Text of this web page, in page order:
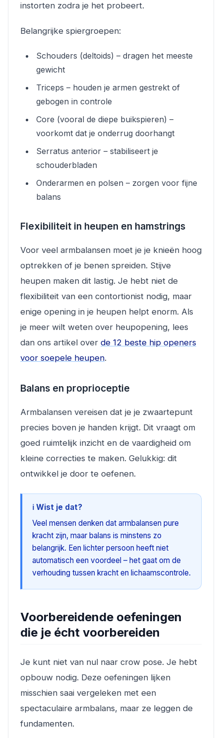
instorten zodra je het probeert.
Belangrijke spiergroepen:
Schouders (deltoids) – dragen het meeste
gewicht
Triceps – houden je armen gestrekt of
gebogen in controle
Core (vooral de diepe buikspieren) –
voorkomt dat je onderrug doorhangt
Serratus anterior – stabiliseert je
schouderbladen
Onderarmen en polsen – zorgen voor fijne
balans
Flexibiliteit in heupen en hamstrings
Voor veel armbalansen moet je je knieën hoog
optrekken of je benen spreiden. Stijve
heupen maken dit lastig. Je hebt niet de
flexibiliteit van een contortionist nodig, maar
enige opening in je heupen helpt enorm. Als
je meer wilt weten over heupopening, lees
dan ons artikel over de 12 beste hip openers
voor soepele heupen.
Balans en proprioceptie
Armbalansen vereisen dat je je zwaartepunt
precies boven je handen krijgt. Dit vraagt om
goed ruimtelijk inzicht en de vaardigheid om
kleine correcties te maken. Gelukkig: dit
ontwikkel je door te oefenen.
ℹ️ Wist je dat?
Veel mensen denken dat armbalansen pure
kracht zijn, maar balans is minstens zo
belangrijk. Een lichter persoon heeft niet
automatisch een voordeel – het gaat om de
verhouding tussen kracht en lichaamscontrole.
Voorbereidende oefeningen
die je écht voorbereiden
Je kunt niet van nul naar crow pose. Je hebt
opbouw nodig. Deze oefeningen lijken
misschien saai vergeleken met een
spectaculaire armbalans, maar ze leggen de
fundamenten.